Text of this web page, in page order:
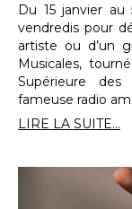
Du 15 janvier
vendredis pour
artiste ou d’un
Musicales,
Supérieure
fameuse radio
LIRE LA SUITE...